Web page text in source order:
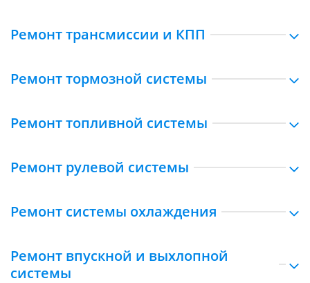
Ремонт трансмиссии и КПП
Ремонт тормозной системы
Ремонт топливной системы
Ремонт рулевой системы
Ремонт системы охлаждения
Ремонт впускной и выхлопной
системы